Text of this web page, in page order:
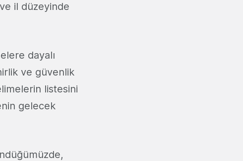
il düzeyinde
dayalı
ve güvenlik
listesini
gelecek